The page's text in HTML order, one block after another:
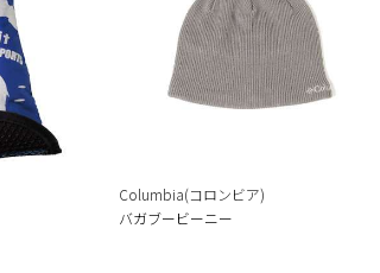
Columbia(コロンビア)
バガブービーニー